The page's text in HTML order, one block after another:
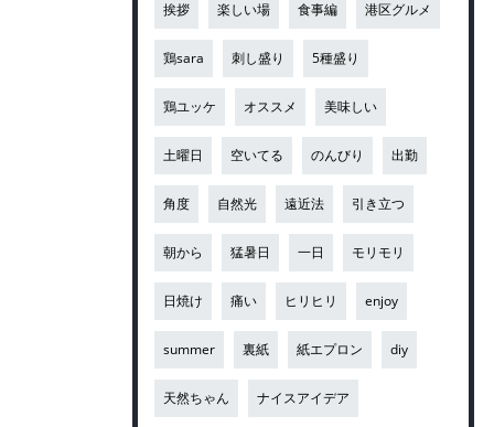
挨拶 楽しい場 食事編 港区グルメ
鶏sara 刺し盛り 5種盛り
鶏ユッケ オススメ 美味しい
土曜日 空いてる のんびり 出勤
角度 自然光 遠近法 引き立つ
朝から 猛暑日 一日 モリモリ
日焼け 痛い ヒリヒリ enjoy
summer 裏紙 紙エプロン diy
天然ちゃん ナイスアイデア